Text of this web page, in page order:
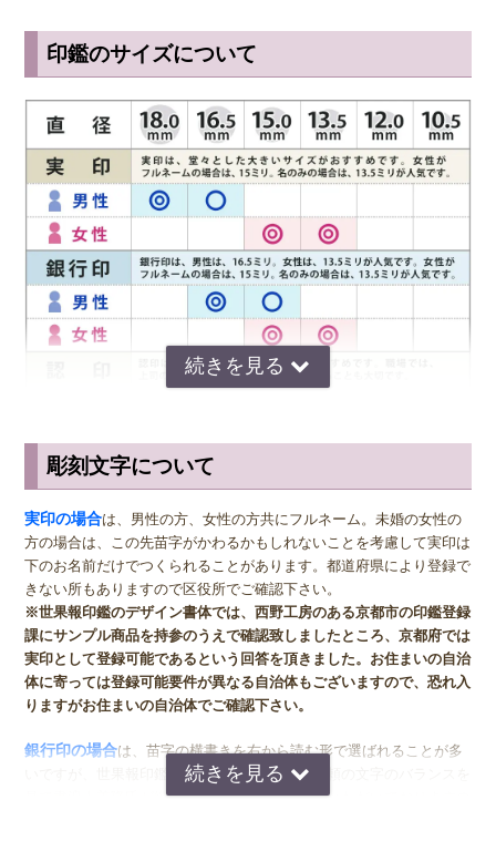
印鑑の使用後に朱肉がついたまま放置してしまうと、朱肉に含まれる
油分が染み込み印面が脆くなって欠けてしまうこともあります。実印
や銀行印が欠けてしまうと彫り直さなければならないため、印鑑の使
用後は朱肉をきれいに拭き取ってから専用の印鑑ケースに保管するよ
うにしましょう。完全には朱肉の色が落ちないことがあります。程よ
い朱肉の汚れは印鑑に味がでますので、あまり気にしすぎず無理に汚
れを取ろうとしない方が無難です。長年使うことで色合いに味がでる
のは、木製印鑑の良いところです。 伊勢桧は、木材系の印材になり
ますので、ウェットティッシュで印面を拭いたり、水洗いは絶対にお
止め下さい。 脆くなり印面が欠ける原因にもなります。
印鑑のサイズについて
サイズ選びのアドバイス
実印の男性用は、堂々とした大きいサイズの直径16.5ミリまたは18.0
ミリがおすすめです。女性用の実印でフルネームの場合は、15.0ミ
リ。女性用の実印で名のみの場合は、13.5ミリがおすすめです。女性
の方でご結婚されている場合は、ご主人様より小さいものをお選びに
なるのが一般的ですが、同じ大きさの実印でも問題ございません。女
性の方でも、企業家の方などビジネス上でもご使用になる場合は、男
女関係なく大きいものをおすすめします。代表者としての実印をお作
り下さい。印材によっては、21.0ミリもご用意しています。ご入用の
際は、各商品ページにてご確認ください。
銀行印の男性用は、16.5ミリがおすすめです。女性用は、13.5ミリ
彫刻文字について
実印の場合は、男性の方、女性の方共にフルネーム。未婚の女性の
方の場合は、この先苗字がかわるかもしれないことを考慮して実印は
下のお名前だけでつくられることがあります。都道府県により登録で
きない所もありますので区役所でご確認下さい。
※世果報印鑑のデザイン書体では、西野工房のある京都市の印鑑登録
課にサンプル商品を持参のうえで確認致しましたところ、京都府では
実印として登録可能であるという回答を頂きました。お住まいの自治
体に寄っては登録可能要件が異なる自治体もございますので、恐れ入
りますがお住まいの自治体でご確認下さい。
銀行印の場合は、苗字の横書きを右から読む形で選ばれることが多
いですが、世果報印鑑のデザイン書体は、ご依頼の文字のバランスを
見て書浪人善隆氏が縦書き横書きを決めさせていただいておりますの